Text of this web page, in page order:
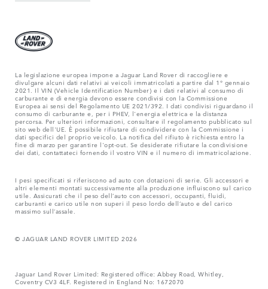
La legislazione europea impone a Jaguar Land Rover di raccogliere e
divulgare alcuni dati relativi ai veicoli immatricolati a partire dal 1° gennaio
2021. Il VIN (Vehicle Identification Number) e i dati relativi al consumo di
carburante e di energia devono essere condivisi con la Commissione
Europea ai sensi del Regolamento UE 2021/392. I dati condivisi riguardano il
consumo di carburante e, per i PHEV, l'energia elettrica e la distanza
percorsa. Per ulteriori informazioni, consultare il regolamento pubblicato sul
sito web dell'UE. È possibile rifiutare di condividere con la Commissione i
dati specifici del proprio veicolo. La notifica del rifiuto è richiesta entro la
fine di marzo per garantire l'opt-out. Se desiderate rifiutare la condivisione
dei dati, contattateci fornendo il vostro VIN e il numero di immatricolazione.
I pesi specificati si riferiscono ad auto con dotazioni di serie. Gli accessori e
altri elementi montati successivamente alla produzione influiscono sul carico
utile. Assicurati che il peso dell‘auto con accessori, occupanti, fluidi,
carburanti e carico utile non superi il peso lordo dell‘auto e del carico
massimo sull‘assale.
© JAGUAR LAND ROVER LIMITED 2026
Jaguar Land Rover Limited: Registered office: Abbey Road, Whitley,
Coventry CV3 4LF. Registered in England No: 1672070